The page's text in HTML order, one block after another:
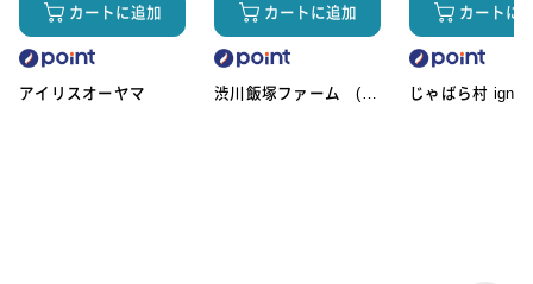
カートに追加
アイリスオーヤマ
カートに追加
渋川飯塚ファーム (ア
カートに
じゃばら村